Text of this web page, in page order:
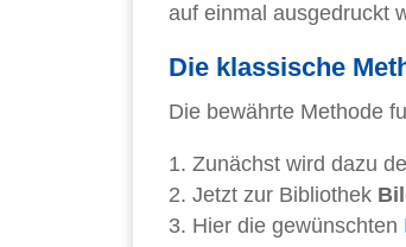
auf einmal ausgedruckt
Die klassische
Die bewährte Methode
Zunächst wird dazu
Jetzt zur Bibliothek
Hier die gewünschten